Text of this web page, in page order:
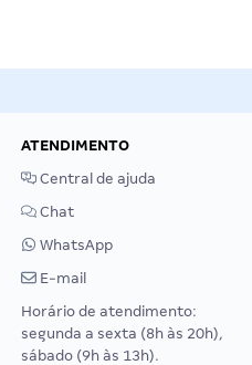
ATENDIMENTO
Central de ajuda
Chat
WhatsApp
E-mail
Horário de atendimento:
segunda a sexta (8h às 20h),
sábado (9h às 13h).